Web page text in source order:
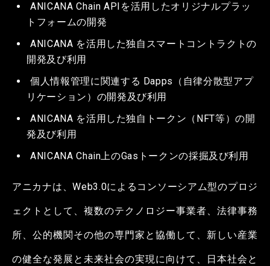
ANICANA Chain APIを活用したオリジナルプラッ
トフォームの開発
ANICANA を活用した独自スマートコントラクトの
開発及び利用
個人情報管理に関連する Dapps（自律分散型アプ
リケーション）の開発及び利用
ANICANA を活用した独自トークン（NFT等）の開
発及び利用
ANICANA Chain上のGasトークンの採掘及び利用
アニカナは、Web3.0によるコンソーシアム型のプロジ
ェクトとして、複数のテクノロジー事業者、法律事務
所、公的機関その他の専門家と協働して、新しい産業
の健全な発展と未来社会の実現に向けて、日本社会と